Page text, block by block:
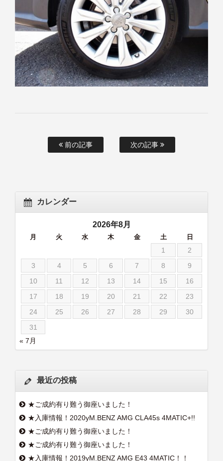
前の記事 次の記事
カレンダー
2026年8月
月 火 水 木 金 土 日
1
2
3
4 5 6 7 8
9
10
11 12 13 14 15
16
17
18 19 20 21 22
23
24
25 26 27 28 29
30
31
« 7月
最近の投稿
★ご成約有り難う御座いました！
★入庫情報！2020yM.BENZ AMG CLA45s 4MATIC+!!
★ご成約有り難う御座いました！
★ご成約有り難う御座いました！
★入庫情報！2019yM.BENZ AMG E43 4MATIC！！